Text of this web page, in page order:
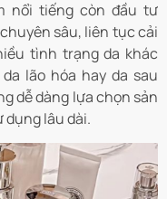
nổi tiếng còn đầu tư
sâu, liên tục cải
tình trạng da khác
lão hóa hay da sau
dễ dàng lựa chọn sản
dụng lâu dài.